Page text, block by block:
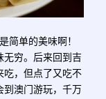
简单的美味啊！
无穷。后来回到吉
吃，但点了又吃不
到澳门游玩，千万